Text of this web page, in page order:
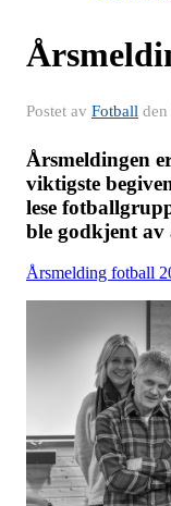
Postet av Fotball den
Årsmeldingen
viktigste
lese
ble godkjent av
Årsmelding fotball